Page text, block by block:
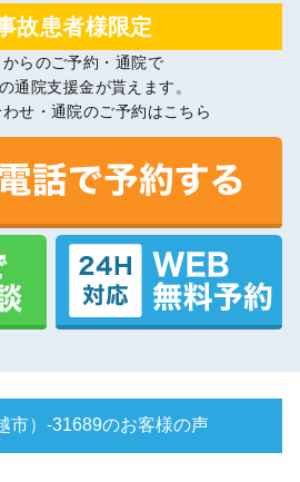
故患者様限定
らのご予約・通院で
の通院支援金が貰えます。
せ・通院のご予約はこちら
市）-31689のお客様の声